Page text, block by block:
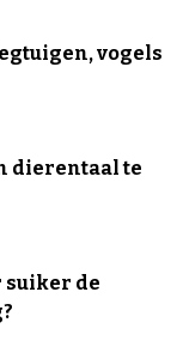
vogels
dierentaal te
suiker de